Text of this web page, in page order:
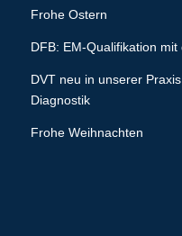
Frohe Ostern
DFB: EM-Qualifikation
DVT neu in unserer
Diagnostik
Frohe Weihnachten